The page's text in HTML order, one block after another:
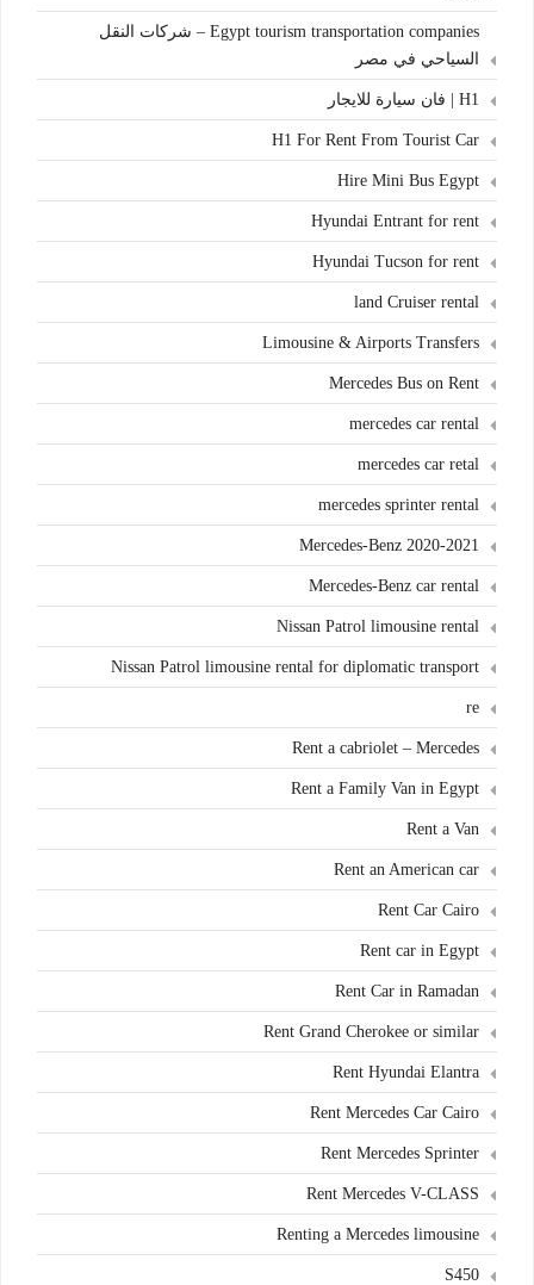
Egypt tourism transportation companies – شركات النقل
السياحي في مصر
H1 | فان سيارة للايجار
H1 For Rent From Tourist Car
Hire Mini Bus Egypt
Hyundai Entrant for rent
Hyundai Tucson for rent
land Cruiser rental
Limousine & Airports Transfers
Mercedes Bus on Rent
mercedes car rental
mercedes car retal
mercedes sprinter rental
Mercedes-Benz 2020-2021
Mercedes-Benz car rental
Nissan Patrol limousine rental
Nissan Patrol limousine rental for diplomatic transport
re
Rent a cabriolet – Mercedes
Rent a Family Van in Egypt
Rent a Van
Rent an American car
Rent Car Cairo
Rent car in Egypt
Rent Car in Ramadan
Rent Grand Cherokee or similar
Rent Hyundai Elantra
Rent Mercedes Car Cairo
Rent Mercedes Sprinter
Rent Mercedes V-CLASS
Renting a Mercedes limousine
S450